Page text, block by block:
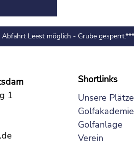
Leest möglich - Grube gesperrt.***
1
Shortlinks
Unsere Plätze
Golfakademie
Golfanlage
Verein